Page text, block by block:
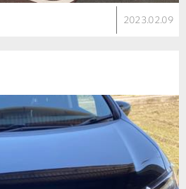
2023.02.09